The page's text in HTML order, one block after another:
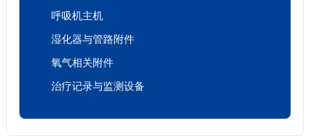
呼吸机主机
湿化器与管路附件
氧气相关附件
治疗记录与监测设备